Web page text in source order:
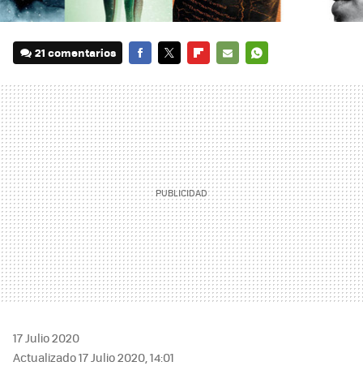
21 comentarios
MAIL
17 Julio 2020
Actualizado 17 Julio 2020, 14:01